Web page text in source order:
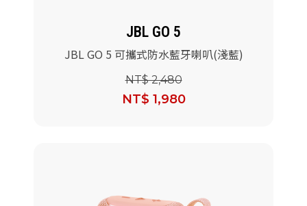
JBL GO 5
JBL GO 5 可攜式防水藍牙喇叭(淺藍)
NT$ 2,480
NT$ 1,980